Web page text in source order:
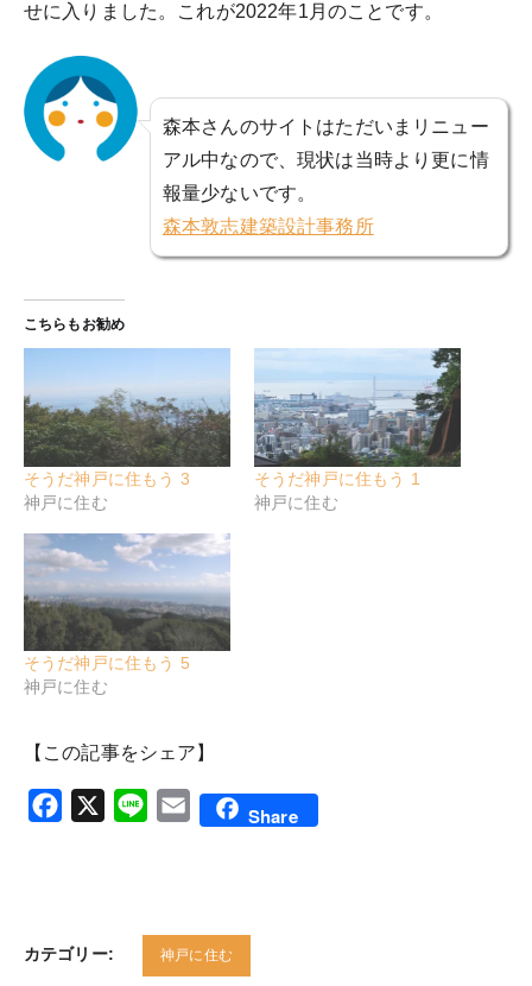
せに入りました。これが2022年1月のことです。
森本さんのサイトはただいまリニュー
アル中なので、現状は当時より更に情
報量少ないです。
森本敦志建築設計事務所
こちらもお勧め
そうだ神戸に住もう 3
神戸に住む
そうだ神戸に住もう 1
神戸に住む
そうだ神戸に住もう 5
神戸に住む
【この記事をシェア】
Facebook
X Line Email Share
カテゴリー: 神戸に住む